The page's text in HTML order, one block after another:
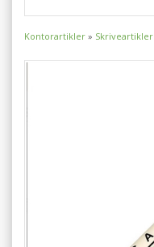
Kontorartikler » Skriveartikler